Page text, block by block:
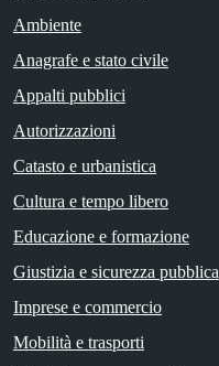
Ambiente
Anagrafe e stato civile
Appalti pubblici
Autorizzazioni
Catasto e urbanistica
Cultura e tempo libero
Educazione e formazione
Giustizia e sicurezza pubblica
Imprese e commercio
Mobilità e trasporti